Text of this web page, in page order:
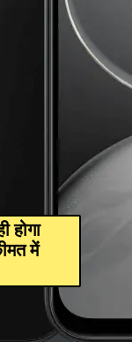
होगा
में